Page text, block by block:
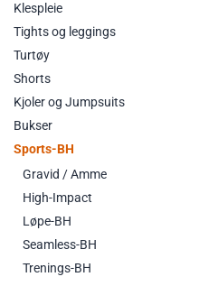
Klespleie
Tights og leggings
Turtøy
Shorts
Kjoler og Jumpsuits
Bukser
Sports-BH
Gravid / Amme
High-Impact
Løpe-BH
Seamless-BH
Trenings-BH